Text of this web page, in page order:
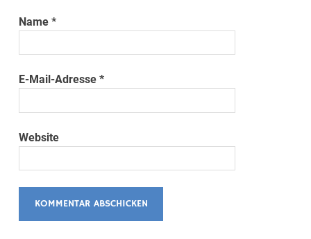
Name*
E-Mail-Adresse*
Website